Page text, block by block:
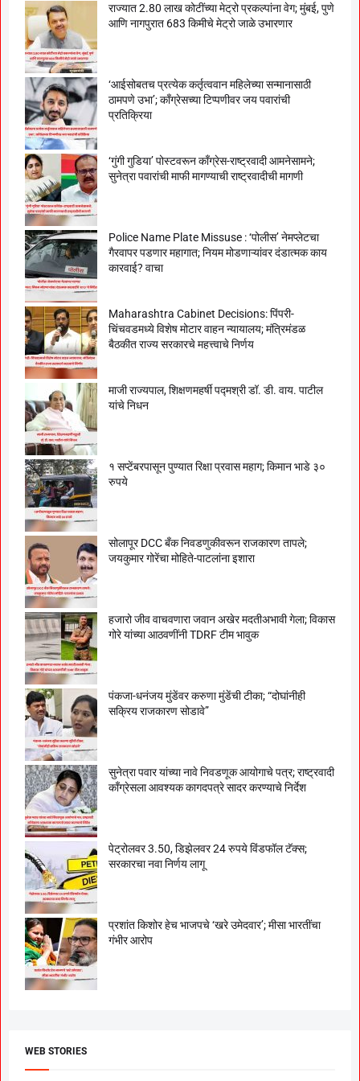
राज्यात 2.80 लाख कोटींच्या मेट्रो प्रकल्पांना वेग; मुंबई, पुणे
आणि नागपुरात 683 किमीचे मेट्रो जाळे उभारणार
‘आईसोबतच प्रत्येक कर्तृत्ववान महिलेच्या सन्मानासाठी
ठामपणे उभा’; काँग्रेसच्या टिप्पणीवर जय पवारांची
प्रतिक्रिया
‘गुंगी गुडिया’ पोस्टवरून काँग्रेस-राष्ट्रवादी आमनेसामने;
सुनेत्रा पवारांची माफी मागण्याची राष्ट्रवादीची मागणी
Police Name Plate Missuse : ‘पोलीस’ नेमप्लेटचा
गैरवापर पडणार महागात; नियम मोडणाऱ्यांवर दंडात्मक काय
कारवाई? वाचा
Maharashtra Cabinet Decisions: पिंपरी-
चिंचवडमध्ये विशेष मोटार वाहन न्यायालय; मंत्रिमंडळ
बैठकीत राज्य सरकारचे महत्त्वाचे निर्णय
माजी राज्यपाल, शिक्षणमहर्षी पद्मश्री डॉ. डी. वाय. पाटील
यांचे निधन
१ सप्टेंबरपासून पुण्यात रिक्षा प्रवास महाग; किमान भाडे ३०
रुपये
सोलापूर DCC बँक निवडणुकीवरून राजकारण तापले;
जयकुमार गोरेंचा मोहिते-पाटलांना इशारा
हजारो जीव वाचवणारा जवान अखेर मदतीअभावी गेला; विकास
गोरे यांच्या आठवणींनी TDRF टीम भावुक
पंकजा-धनंजय मुंडेंवर करुणा मुंडेंची टीका; “दोघांनीही
सक्रिय राजकारण सोडावे”
सुनेत्रा पवार यांच्या नावे निवडणूक आयोगाचे पत्र; राष्ट्रवादी
काँग्रेसला आवश्यक कागदपत्रे सादर करण्याचे निर्देश
पेट्रोलवर 3.50, डिझेलवर 24 रुपये विंडफॉल टॅक्स;
सरकारचा नवा निर्णय लागू
प्रशांत किशोर हेच भाजपचे ‘खरे उमेदवार’; मीसा भारतींचा
गंभीर आरोप
WEB STORIES